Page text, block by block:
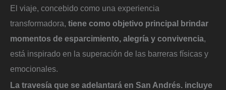
El viaje, concebido como una experiencia
transformadora, tiene como objetivo principal brindar
momentos de esparcimiento, alegría y convivencia,
está inspirado en la superación de las barreras físicas y
emocionales.
La travesía que se adelantará en San Andrés. incluye